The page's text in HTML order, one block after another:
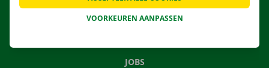
VEELGESTELDE VRAGEN
NIEUWS
JOBS
VOORKEUREN AANPASSEN